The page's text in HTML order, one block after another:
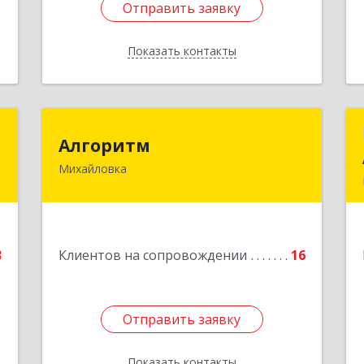
Отправить заявку
Показать контакты
Отправить заявку
Назад
Алгоритм
Михайловка
Клиентов на сопровождении 16
Отправить заявку
Отправить заявку